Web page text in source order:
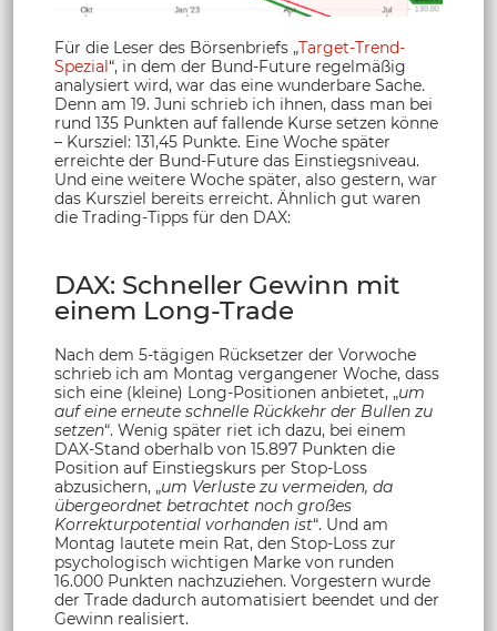
Für die Leser des Börsenbriefs „Target-Trend-
Spezial“, in dem der Bund-Future regelmäßig
analysiert wird, war das eine wunderbare Sache.
Denn am 19. Juni schrieb ich ihnen, dass man bei
rund 135 Punkten auf fallende Kurse setzen könne
– Kursziel: 131,45 Punkte. Eine Woche später
erreichte der Bund-Future das Einstiegsniveau.
Und eine weitere Woche später, also gestern, war
das Kursziel bereits erreicht. Ähnlich gut waren
die Trading-Tipps für den DAX:
DAX: Schneller Gewinn mit
einem Long-Trade
Nach dem 5-tägigen Rücksetzer der Vorwoche
schrieb ich am Montag vergangener Woche, dass
sich eine (kleine) Long-Positionen anbietet, „um
auf eine erneute schnelle Rückkehr der Bullen zu
setzen“. Wenig später riet ich dazu, bei einem
DAX-Stand oberhalb von 15.897 Punkten die
Position auf Einstiegskurs per Stop-Loss
abzusichern, „um Verluste zu vermeiden, da
übergeordnet betrachtet noch großes
Korrekturpotential vorhanden ist“. Und am
Montag lautete mein Rat, den Stop-Loss zur
psychologisch wichtigen Marke von runden
16.000 Punkten nachzuziehen. Vorgestern wurde
der Trade dadurch automatisiert beendet und der
Gewinn realisiert.